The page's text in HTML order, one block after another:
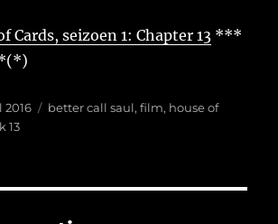
Cards, seizoen 1: Chapter 13 ***
2016 Tags
better call saul,film, house of
13